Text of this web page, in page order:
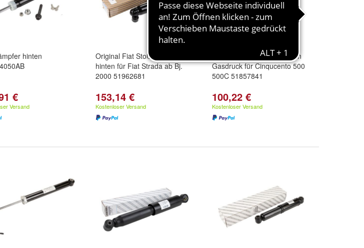
hinten
€
Versand
Original Fiat Stoßdämpfer
hinten für Fiat Strada ab Bj.
2000 51962681
153,14 €
Kostenloser Versand
Original Stoßdämpfer hinten
Gasdruck für Cinqucento 500
500C 51857841
100,22 €
Kostenloser Versand